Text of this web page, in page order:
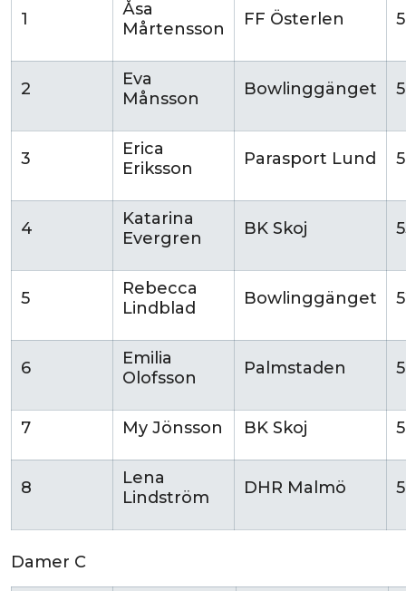
1
Åsa
Mårtensson
FF Österlen
2
Eva
Månsson
Bowlinggänget
3
Erica
Eriksson
Parasport Lund
4
Katarina
Evergren
BK Skoj
5
Rebecca
Lindblad
Bowlinggänget
6
Emilia
Olofsson
Palmstaden
7 My Jönsson BK Skoj
8
Lena
Lindström
DHR Malmö
Damer C